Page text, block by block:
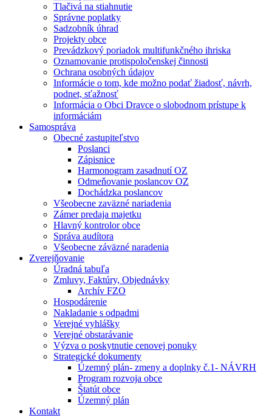
Tlačivá na stiahnutie
Správne poplatky
Sadzobník úhrad
Projekty obce
Prevádzkový poriadok multifunkčného ihriska
Oznamovanie protispoločenskej činnosti
Ochrana osobných údajov
Informácie o tom, kde možno podať žiadosť, návrh,
podnet, sťažnosť
Informácia o Obci Dravce o slobodnom prístupe k
informáciám
Samospráva
Obecné zastupiteľstvo
Poslanci
Zápisnice
Harmonogram zasadnutí OZ
Odmeňovanie poslancov OZ
Dochádzka poslancov
Všeobecne zaväzné nariadenia
Zámer predaja majetku
Hlavný kontrolor obce
Správa audítora
Všeobecne záväzné naradenia
Zverejňovanie
Úradná tabuľa
Zmluvy, Faktúry, Objednávky
Archív FZO
Hospodárenie
Nakladanie s odpadmi
Verejné vyhlášky
Verejné obstarávanie
Výzva o poskytnutie cenovej ponuky
Strategické dokumenty
Územný plán- zmeny a doplnky č.1- NÁVRH
Program rozvoja obce
Štatút obce
Územný plán
Kontakt